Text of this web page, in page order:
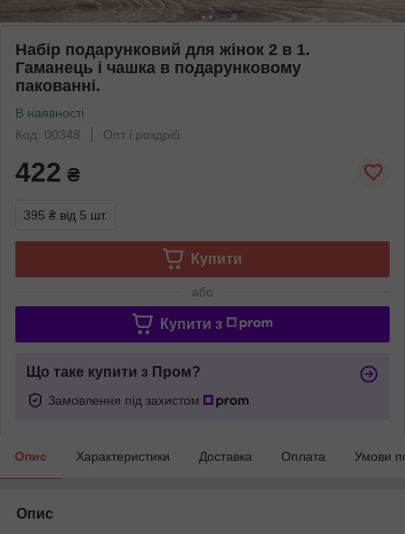
Набір подарунковий для жінок 2 в 1.
Гаманець і чашка в подарунковому
пакованні.
В наявності
Код: 00348
Опт і роздріб
422 ₴
395 ₴ від 5 шт.
Купити
або
Купити з
Що таке купити з Пром?
Замовлення під захистом
Опис Характеристики Доставка Оплата Умови
Опис